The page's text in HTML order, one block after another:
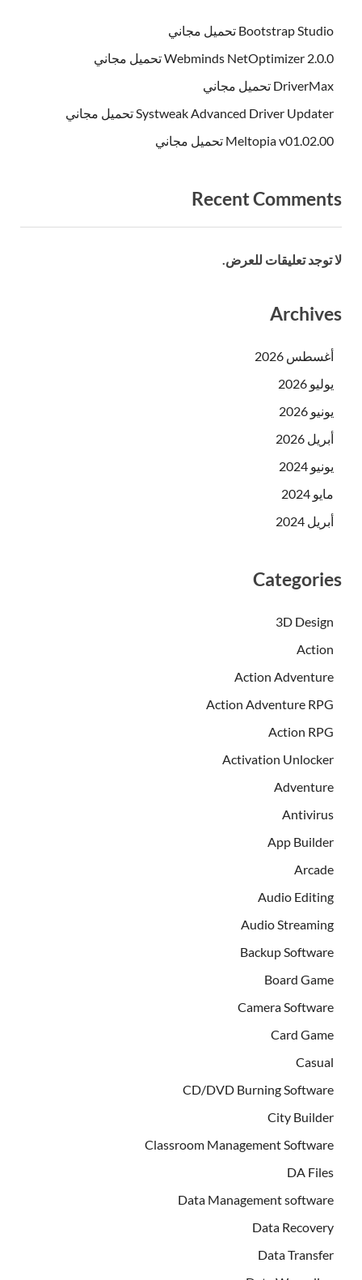
Bootstrap Studio تحميل مجاني
Webminds NetOptimizer 2.0.0 تحميل مجاني
DriverMax تحميل مجاني
Systweak Advanced Driver Updater تحميل مجاني
Meltopia v01.02.00 تحميل مجاني
Recent Comments
لا توجد تعليقات للعرض.
Archives
أغسطس 2026
يوليو 2026
يونيو 2026
أبريل 2026
يونيو 2024
مايو 2024
أبريل 2024
Categories
3D Design
Action
Action Adventure
Action Adventure RPG
Action RPG
Activation Unlocker
Adventure
Antivirus
App Builder
Arcade
Audio Editing
Audio Streaming
Backup Software
Board Game
Camera Software
Card Game
Casual
CD/DVD Burning Software
City Builder
Classroom Management Software
DA Files
Data Management software
Data Recovery
Data Transfer